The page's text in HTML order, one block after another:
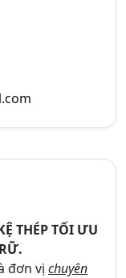
THÉP TỐI ƯU
đơn vị chuyên